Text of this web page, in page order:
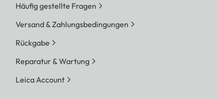
Häufig gestellte Fragen
Versand & Zahlungsbedingungen
Rückgabe
Reparatur & Wartung
Leica Account